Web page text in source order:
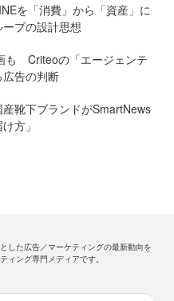
を「消費」から「資産」に
プの設計思想
も Criteoの「エージェンテ
広告の判断
靴下ブランドがSmartNews
方」
した広告／マーケティングの最新動向を
ィング専門メディアです。